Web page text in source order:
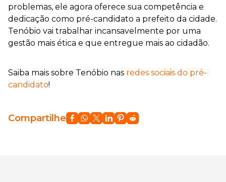
problemas, ele agora oferece sua competência e
dedicação como pré-candidato a prefeito da cidade.
Tenóbio vai trabalhar incansavelmente por uma
gestão mais ética e que entregue mais ao cidadão.
Saiba mais sobre Tenóbio nas redes sociais do pré-
candidato!
Compartilhe